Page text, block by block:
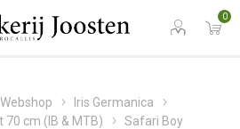
0
Webshop
Iris Germanica
70 cm (IB & MTB)
Safari Boy